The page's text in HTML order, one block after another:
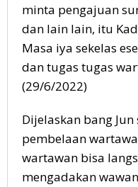
minta pengajuan
dan lain lain, itu
Masa iya sekelas
dan tugas tugas
(29/6/2022)
Dijelaskan bang
pembelaan
wartawan bisa
mengadakan